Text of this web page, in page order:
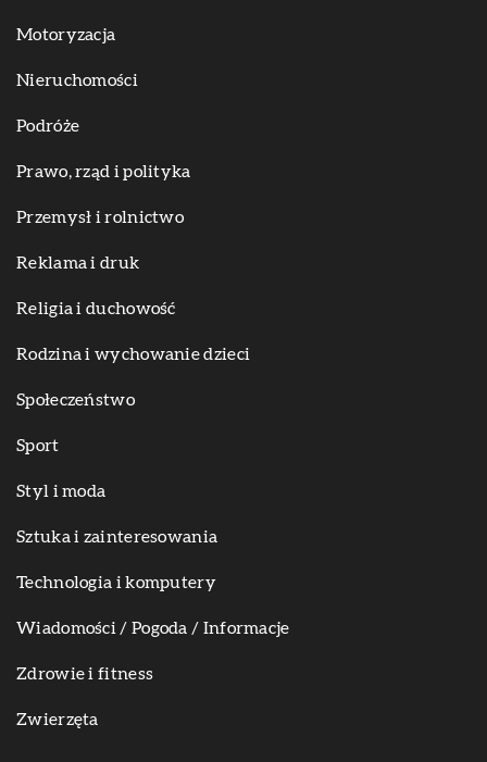
Motoryzacja
Nieruchomości
Podróże
Prawo, rząd i polityka
Przemysł i rolnictwo
Reklama i druk
Religia i duchowość
Rodzina i wychowanie dzieci
Społeczeństwo
Sport
Styl i moda
Sztuka i zainteresowania
Technologia i komputery
Wiadomości / Pogoda / Informacje
Zdrowie i fitness
Zwierzęta